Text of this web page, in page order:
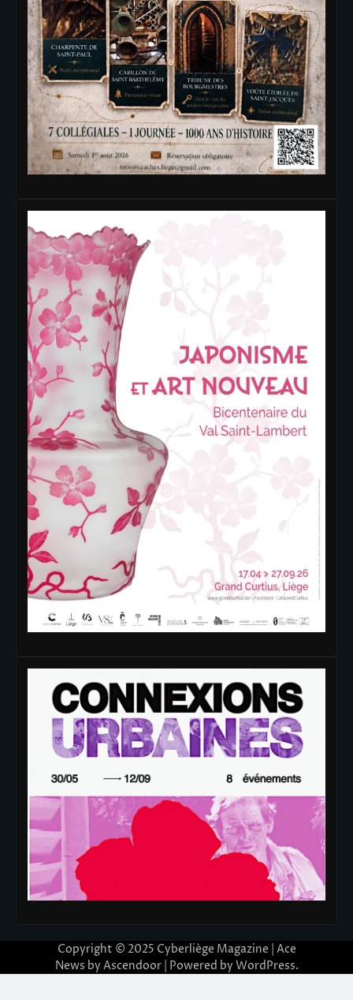
Copyright © 2025 Cyberliège Magazine | Ace
News by Ascendoor| Powered by WordPress.